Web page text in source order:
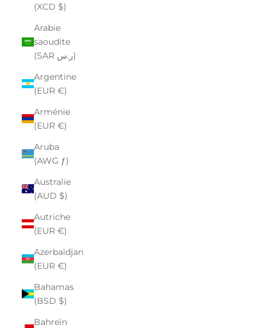
(XCD $)
Arabie
saoudite
(SAR ر.س)
Argentine
(EUR €)
Arménie
(EUR €)
Aruba
(AWG ƒ)
Australie
(AUD $)
Autriche
(EUR €)
Azerbaïdjan
(EUR €)
Bahamas
(BSD $)
Bahreïn